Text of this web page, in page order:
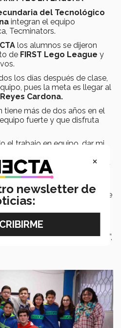
del Tecnológico
integran el equipo
Tecminators.
los alumnos se dijeron
de FIRST Lego League y
los días después de clase,
pues la meta es llegar al
Cardona.
tiene más de dos años en el
fuerte y que disfruta
el trabajo en equipo, dar mi
todo es posible. Es
y con gente a la que le gusta
trabajar en tecnología”,
Sada de 14 años, afirmó que
gracias a los tutores”, y
llegar primeramente al
más lejos que el año pasado”,
×
newsletter de